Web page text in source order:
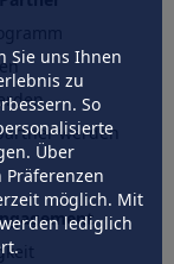
Sie uns Ihnen
zu
So
Über
Präferenzen
möglich. Mit
lediglich
werden